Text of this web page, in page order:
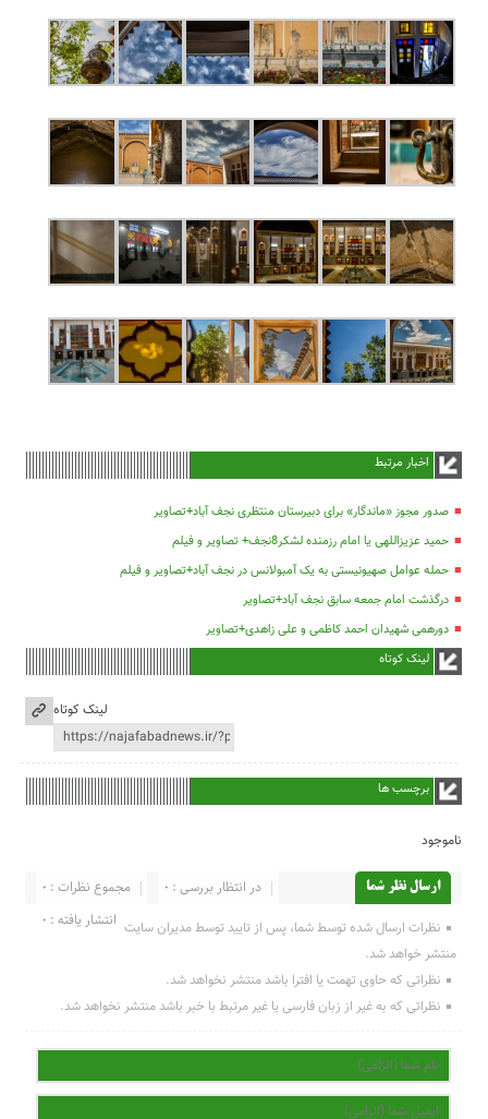
اخبار مرتبط
صدور مجوز «ماندگار» برای دبیرستان منتظری نجف آباد+تصاویر
حمید عزیزاللهی یا امام رزمنده لشکر8نجف+ تصاویر و فیلم
حمله عوامل صهیونیستی به یک آمبولانس در نجف آباد+تصاویر و فیلم
درگذشت امام جمعه سابق نجف آباد+تصاویر
دورهمی شهیدان احمد کاظمی و علی زاهدی+تصاویر
لینک کوتاه
لینک کوتاه
برچسب ها
ناموجود
ارسال نظر شما مجموع نظرات : 0
در انتظار بررسی : 0
انتشار یافته : 0 نظرات ارسال شده توسط شما، پس از تایید توسط مدیران سایت
منتشر خواهد شد.
نظراتی که حاوی تهمت یا افترا باشد منتشر نخواهد شد.
نظراتی که به غیر از زبان فارسی یا غیر مرتبط با خبر باشد منتشر نخواهد شد.